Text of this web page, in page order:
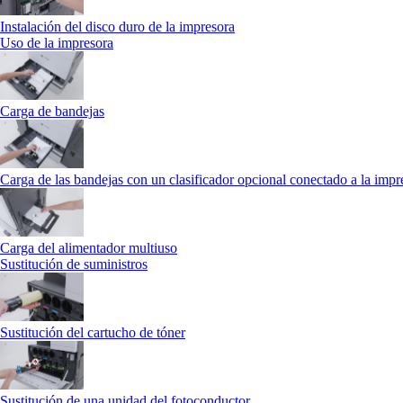
Instalación del disco duro de la impresora
Uso de la impresora
Carga de bandejas
Carga de las bandejas con un clasificador opcional conectado a la
Carga del alimentador multiuso
Sustitución de suministros
Sustitución del cartucho de tóner